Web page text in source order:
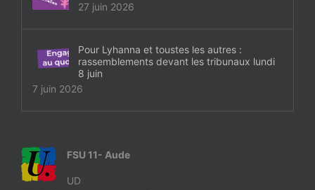
27 juin 2026
Pour Lyhanna et toustes les autres :
rassemblements devant les tribunaux lundi
8 juin
7 juin 2026
FSU 11- Aude
UD